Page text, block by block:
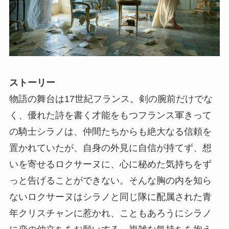
ストーリー
物語の舞台は17世紀フランス。剣の腕前だけでな
く、優れた詩を書く才能をもつフランス軍きって
の騎士シラノは、仲間たちからも絶大なる信頼を
置かれていたが、自身の外見に自信が持てず、想
いを寄せるロクサーヌに、心に秘めた気持ちをず
っと告げることができない。そんな胸の内を知ら
ないロクサーヌはシラノと同じ隊に配属された青
年クリスチャンに惹かれ、こともあろうにシラノ